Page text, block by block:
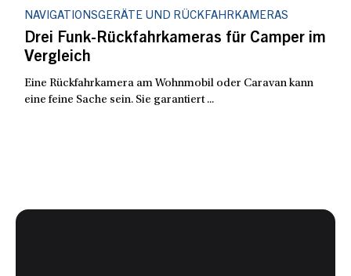
NAVIGATIONSGERÄTE UND RÜCKFAHRKAMERAS
Drei Funk-Rückfahrkameras für Camper im
Vergleich
Eine Rückfahrkamera am Wohnmobil oder Caravan kann
eine feine Sache sein. Sie garantiert ...